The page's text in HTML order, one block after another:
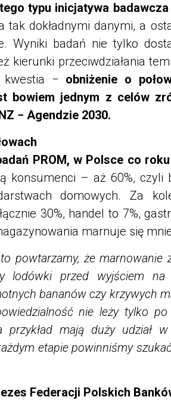
typu inicjatywa
tak dokładnymi danymi, a
Wyniki badań nie tylko
kierunki przeciwdziałania
− obniżenie o
bowiem jednym z celów
− Agendzie 2030.
PROM, w Polsce co
konsumenci – aż 60%, czyli
domowych. Za
30%, handel to 7%,
marnuje się
powtarzamy, że marnowanie
lodówki przed wyjściem
bananów czy krzywych
nie leży tylko
przykład mają duży udział
etapie powinniśmy
Federacji Polskich